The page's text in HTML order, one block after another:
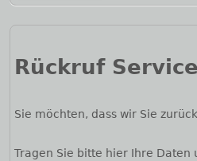
Rückruf
Sie möchten, dass wir Sie
Tragen Sie bitte hier Ihre Daten